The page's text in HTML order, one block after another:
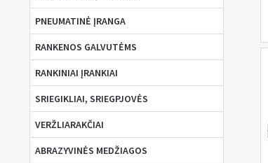
PNEUMATINĖ ĮRANGA
RANKENOS GALVUTĖMS
RANKINIAI ĮRANKIAI
SRIEGIKLIAI, SRIEGPJOVĖS
VERŽLIARAKČIAI
ABRAZYVINĖS MEDŽIAGOS